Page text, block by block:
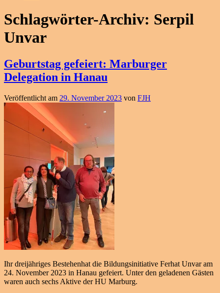
Schlagwörter-Archiv: Serpil
Unvar
Geburtstag gefeiert: Marburger
Delegation in Hanau
Veröffentlicht am 29. November 2023 von FJH
Ihr dreijähriges Bestehenhat die Bildungsinitiative Ferhat Unvar am
24. November 2023 in Hanau gefeiert. Unter den geladenen Gästen
waren auch sechs Aktive der HU Marburg.